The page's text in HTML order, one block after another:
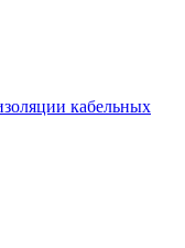
кабельных